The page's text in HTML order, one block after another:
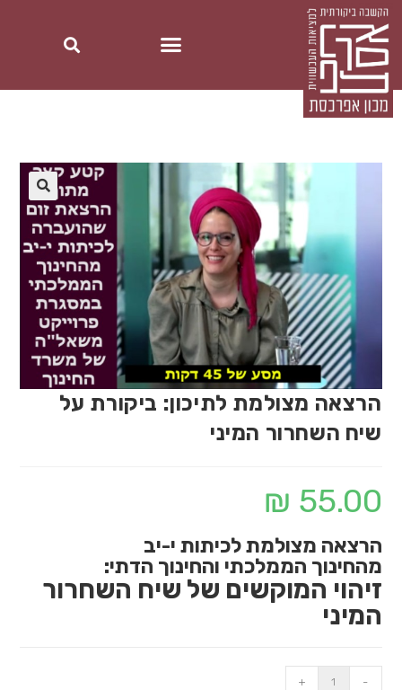
הרצאה מצולמת לתיכון: ביקורת על
שיח השחרור המיני
₪ 55.00
הרצאה מצולמת לכיתות י-יב
מהחינוך הממלכתי והחינוך הדתי:
זיהוי המוקשים של שיח השחרור
המיני
-
+